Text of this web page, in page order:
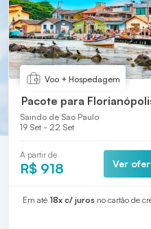
Voo + Hospedagem
Pacote para
Saindo de Sao Paulo
19 Set - 22 Set
A partir de
R$ 918 Ver
Em até 18x c/ juros no cartão de